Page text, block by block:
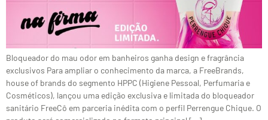
Bloqueador do mau odor em banheiros ganha design e fragrância
exclusivos Para ampliar o conhecimento da marca, a FreeBrands,
house of brands do segmento HPPC (Higiene Pessoal, Perfumaria e
Cosméticos), lançou uma edição exclusiva e limitada do bloqueador
sanitário FreeCô em parceria inédita com o perfil Perrengue Chique. O